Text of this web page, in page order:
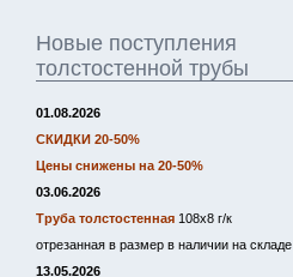
Новые поступления
толстостенной трубы
01.08.2026
СКИДКИ 20-50%
Цены снижены на 20-50%
03.06.2026
Труба толстостенная 108х8 г/к
отрезанная в размер в наличии на складе
13.05.2026